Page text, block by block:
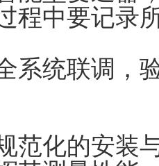
程中要记录
统联调，验
化的安装